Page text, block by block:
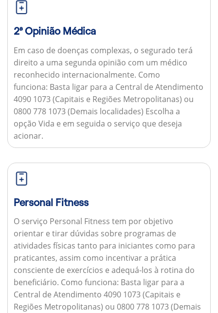
2ª Opinião Médica
Em caso de doenças complexas, o segurado terá
direito a uma segunda opinião com um médico
reconhecido internacionalmente. Como
funciona: Basta ligar para a Central de Atendimento
4090 1073 (Capitais e Regiões Metropolitanas) ou
0800 778 1073 (Demais localidades) Escolha a
opção Vida e em seguida o serviço que deseja
acionar.
Personal Fitness
O serviço Personal Fitness tem por objetivo
orientar e tirar dúvidas sobre programas de
atividades físicas tanto para iniciantes como para
praticantes, assim como incentivar a prática
consciente de exercícios e adequá-los à rotina do
beneficiário. Como funciona: Basta ligar para a
Central de Atendimento 4090 1073 (Capitais e
Regiões Metropolitanas) ou 0800 778 1073 (Demais